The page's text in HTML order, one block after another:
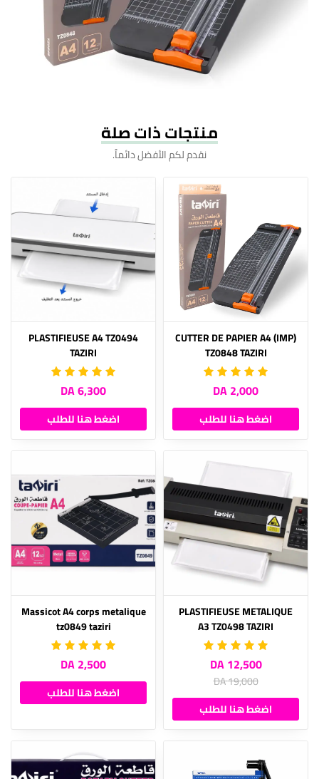
منتجات ذات صلة
نقدم لكم الأفضل دائماً.
(IMP) CUTTER DE PAPIER A4
TZ0848 TAZIRI
2,000 DA
اضغط هنا للطلب
PLASTIFIEUSE A4 TZ0494
TAZIRI
6,300 DA
اضغط هنا للطلب
PLASTIFIEUSE METALIQUE
A3 TZ0498 TAZIRI
12,500 DA
19,000 DA
اضغط هنا للطلب
Massicot A4 corps metalique
tz0849 taziri
2,500 DA
اضغط هنا للطلب